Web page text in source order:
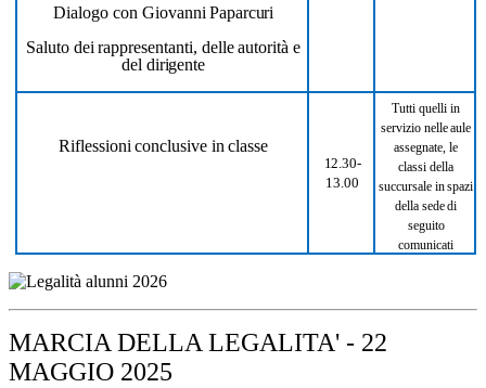
Dialogo con Giovanni Paparcuri
Saluto dei rappresentanti, delle autorità e
del dirigente
Riflessioni conclusive in classe
12.30-
13.00
Tutti quelli in
servizio nelleaule
assegnate, le
classi della
succursale inspazi
della sededi
seguito
comunicati
MARCIA DELLA LEGALITA' - 22
MAGGIO 2025